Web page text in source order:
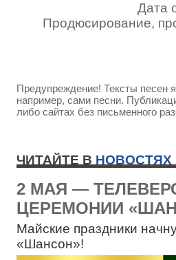
Дата
Продюсирование,
Предупреждение! Тексты песен
например, сами песни.
либо сайтах без письменного
ЧИТАЙТЕ В
2 МАЯ —
ЦЕРЕМОНИИ
Майские праздники
«Шансон»!